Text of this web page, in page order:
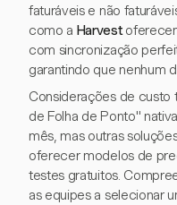
faturáveis e não
como a Harvest
com sincronização
garantindo que nenhum
Considerações de custo
de Folha de Ponto"
mês, mas outras
oferecer modelos de
testes gratuitos.
as equipes a selecionar